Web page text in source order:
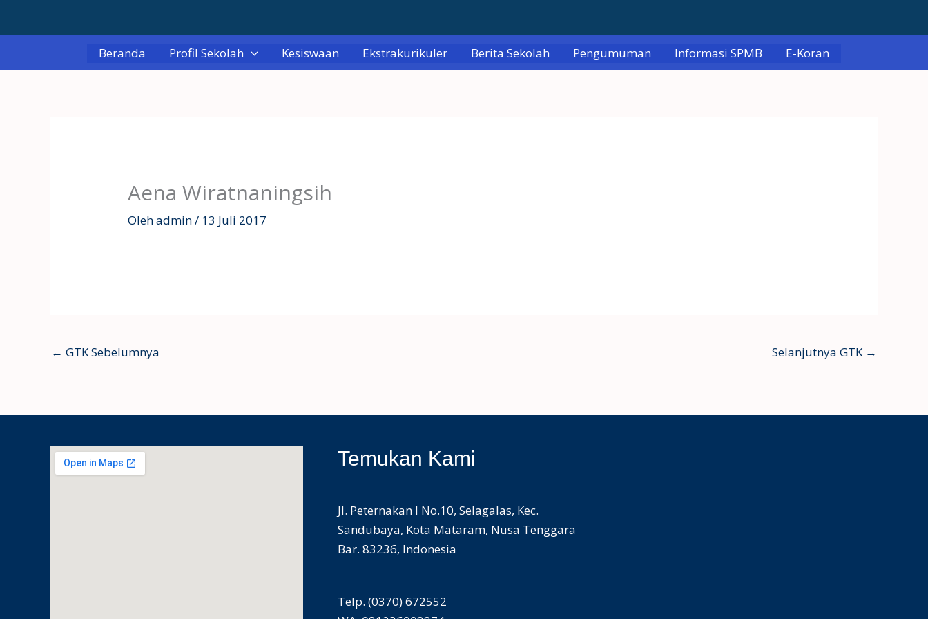
Beranda Profil Sekolah Kesiswaan Ekstrakurikuler Berita Sekolah Pengumuman Informasi SPMB E-Koran
Aena Wiratnaningsih
Olehadmin/ 13 Juli 2017
← GTK Sebelumnya Selanjutnya GTK →
Temukan Kami
Jl. Peternakan I No.10, Selagalas, Kec.
Sandubaya, Kota Mataram, Nusa Tenggara
Bar. 83236, Indonesia
Telp. (0370) 672552